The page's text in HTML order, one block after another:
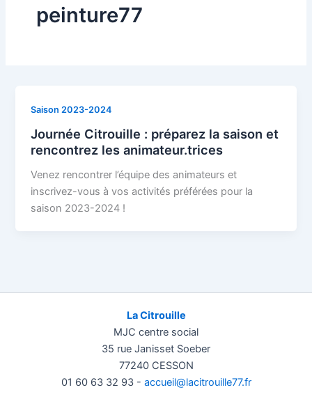
peinture77
Saison 2023-2024
Journée Citrouille : préparez la saison et
rencontrez les animateur.trices
Venez rencontrer l’équipe des animateurs et
inscrivez-vous à vos activités préférées pour la
saison 2023-2024 !
La Citrouille
MJC centre social
35 rue Janisset Soeber
77240 CESSON
01 60 63 32 93 - accueil@lacitrouille77.fr